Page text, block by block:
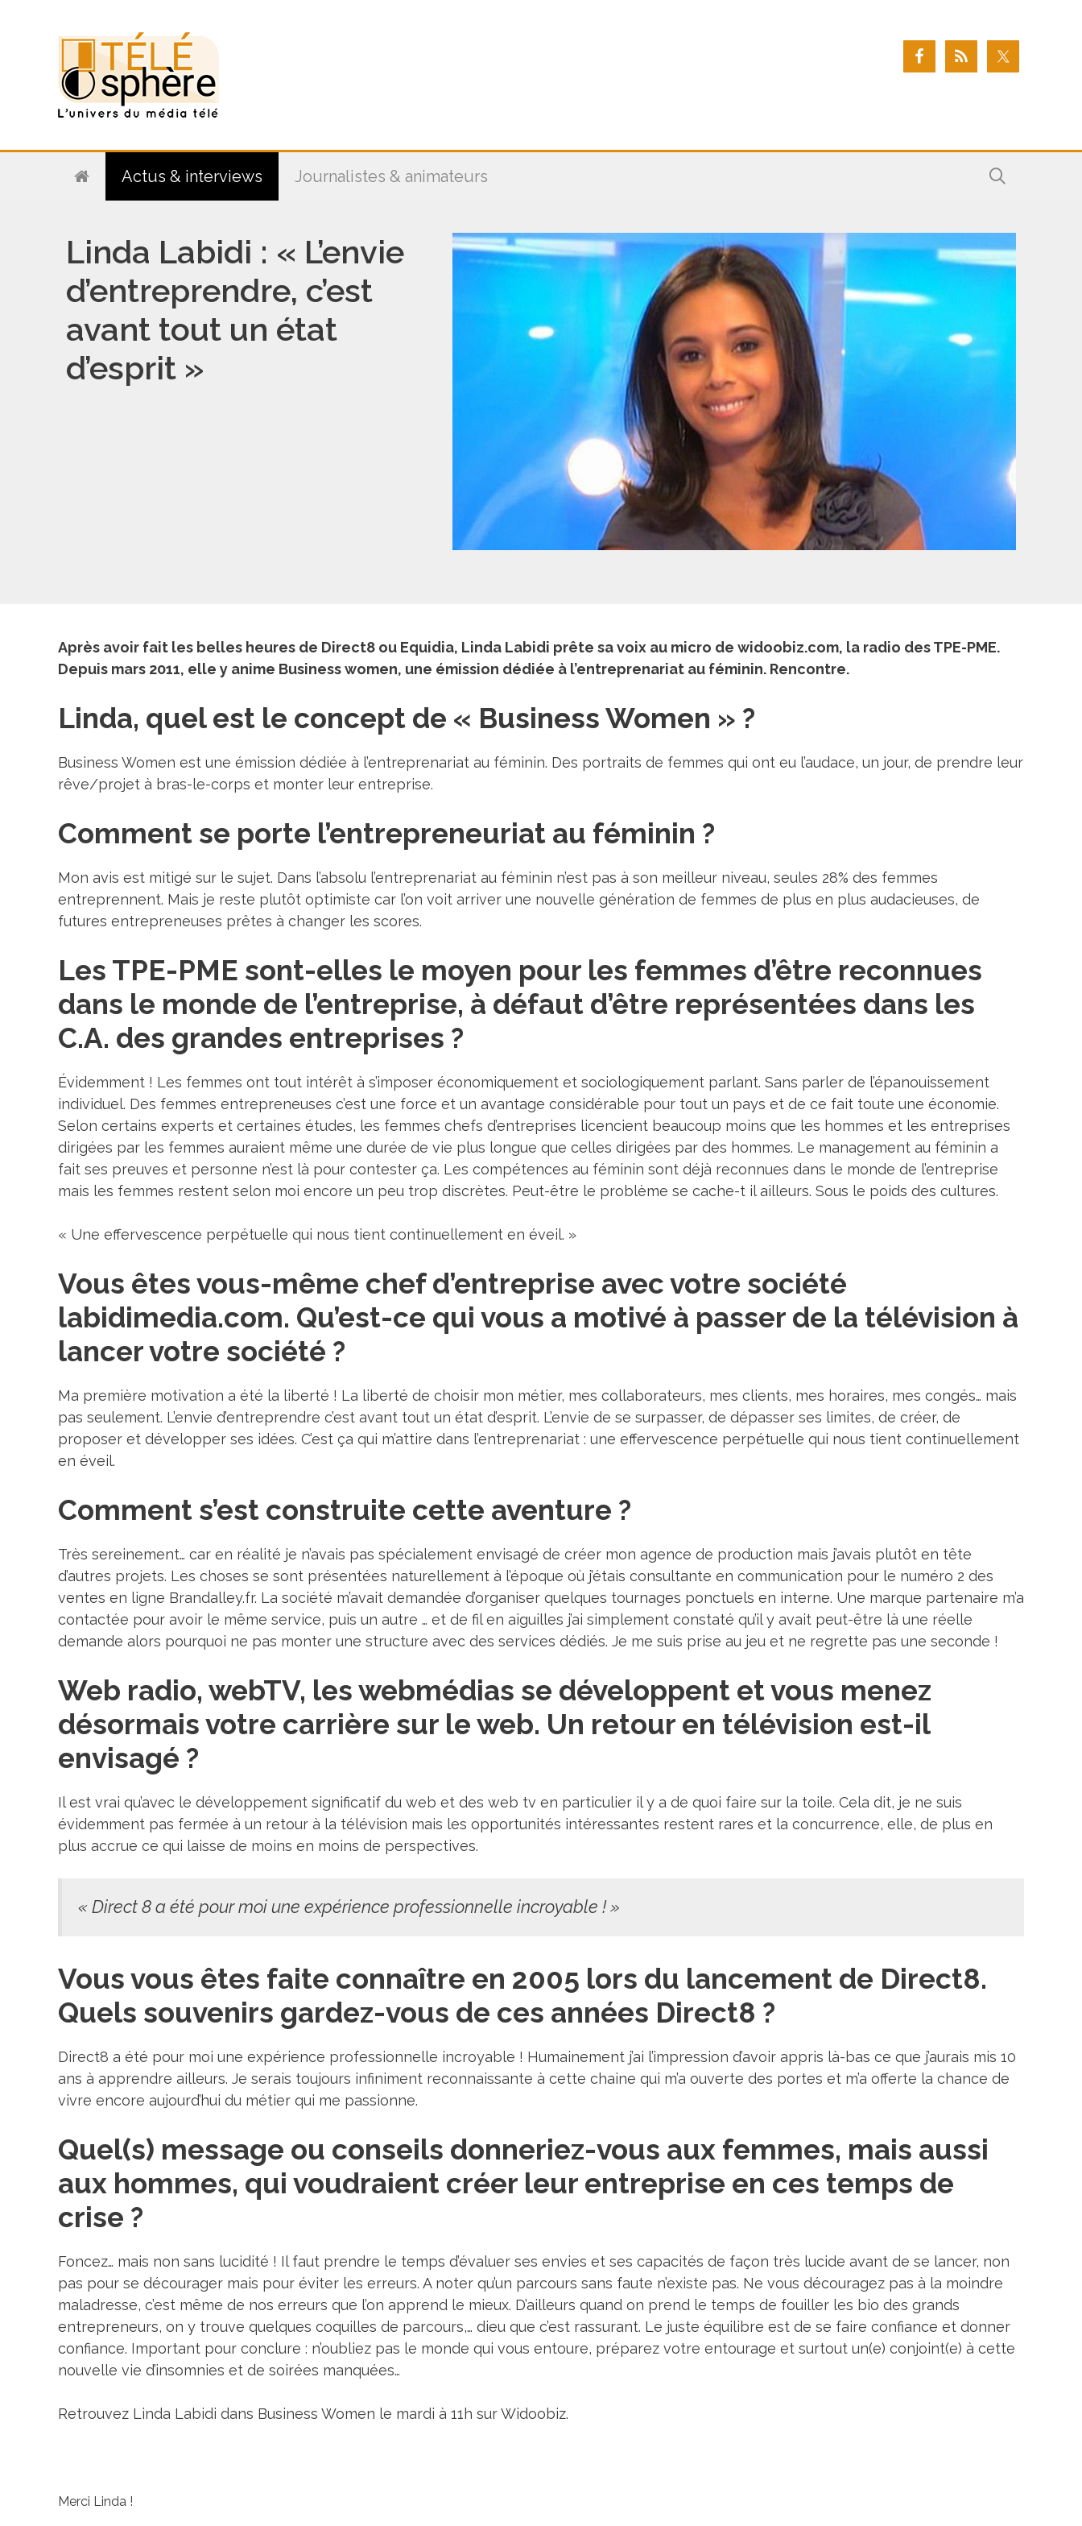
Actus & interviews Journalistes & animateurs
Linda Labidi : « L’envie
d’entreprendre, c’est
avant tout un état
d’esprit »
Après avoir fait les belles heures de Direct8 ou Equidia, Linda Labidi prête sa voix au micro de widoobiz.com, la radio des TPE-PME.
Depuis mars 2011, elle y anime Business women, une émission dédiée à l’entreprenariat au féminin. Rencontre.
Linda, quel est le concept de « Business Women » ?
Business Women est une émission dédiée à l’entreprenariat au féminin. Des portraits de femmes qui ont eu l’audace, un jour, de prendre leur
rêve/projet à bras-le-corps et monter leur entreprise.
Comment se porte l’entrepreneuriat au féminin ?
Mon avis est mitigé sur le sujet. Dans l’absolu l’entreprenariat au féminin n’est pas à son meilleur niveau, seules 28% des femmes
entreprennent. Mais je reste plutôt optimiste car l’on voit arriver une nouvelle génération de femmes de plus en plus audacieuses, de
futures entrepreneuses prêtes à changer les scores.
Les TPE-PME sont-elles le moyen pour les femmes d’être reconnues
dans le monde de l’entreprise, à défaut d’être représentées dans les
C.A. des grandes entreprises ?
Évidemment ! Les femmes ont tout intérêt à s’imposer économiquement et sociologiquement parlant. Sans parler de l’épanouissement
individuel. Des femmes entrepreneuses c’est une force et un avantage considérable pour tout un pays et de ce fait toute une économie.
Selon certains experts et certaines études, les femmes chefs d’entreprises licencient beaucoup moins que les hommes et les entreprises
dirigées par les femmes auraient même une durée de vie plus longue que celles dirigées par des hommes. Le management au féminin a
fait ses preuves et personne n’est là pour contester ça. Les compétences au féminin sont déjà reconnues dans le monde de l’entreprise
mais les femmes restent selon moi encore un peu trop discrètes. Peut-être le problème se cache-t il ailleurs. Sous le poids des cultures.
« Une effervescence perpétuelle qui nous tient continuellement en éveil. »
Vous êtes vous-même chef d’entreprise avec votre société
labidimedia.com. Qu’est-ce qui vous a motivé à passer de la télévision à
lancer votre société ?
Ma première motivation a été la liberté ! La liberté de choisir mon métier, mes collaborateurs, mes clients, mes horaires, mes congés… mais
pas seulement. L’envie d’entreprendre c’est avant tout un état d’esprit. L’envie de se surpasser, de dépasser ses limites, de créer, de
proposer et développer ses idées. C’est ça qui m’attire dans l’entreprenariat : une effervescence perpétuelle qui nous tient continuellement
en éveil.
Comment s’est construite cette aventure ?
Très sereinement… car en réalité je n’avais pas spécialement envisagé de créer mon agence de production mais j’avais plutôt en tête
d’autres projets. Les choses se sont présentées naturellement à l’époque où j’étais consultante en communication pour le numéro 2 des
ventes en ligne Brandalley.fr. La société m’avait demandée d’organiser quelques tournages ponctuels en interne. Une marque partenaire m’a
contactée pour avoir le même service, puis un autre … et de fil en aiguilles j’ai simplement constaté qu’il y avait peut-être là une réelle
demande alors pourquoi ne pas monter une structure avec des services dédiés. Je me suis prise au jeu et ne regrette pas une seconde !
Web radio, webTV, les webmédias se développent et vous menez
désormais votre carrière sur le web. Un retour en télévision est-il
envisagé ?
Il est vrai qu’avec le développement significatif du web et des web tv en particulier il y a de quoi faire sur la toile. Cela dit, je ne suis
évidemment pas fermée à un retour à la télévision mais les opportunités intéressantes restent rares et la concurrence, elle, de plus en
plus accrue ce qui laisse de moins en moins de perspectives.
« Direct 8 a été pour moi une expérience professionnelle incroyable ! »
Vous vous êtes faite connaître en 2005 lors du lancement de Direct8.
Quels souvenirs gardez-vous de ces années Direct8 ?
Direct8 a été pour moi une expérience professionnelle incroyable ! Humainement j’ai l’impression d’avoir appris là-bas ce que j’aurais mis 10
ans à apprendre ailleurs. Je serais toujours infiniment reconnaissante à cette chaine qui m’a ouverte des portes et m’a offerte la chance de
vivre encore aujourd’hui du métier qui me passionne.
Quel(s) message ou conseils donneriez-vous aux femmes, mais aussi
aux hommes, qui voudraient créer leur entreprise en ces temps de
crise ?
Foncez… mais non sans lucidité ! Il faut prendre le temps d’évaluer ses envies et ses capacités de façon très lucide avant de se lancer, non
pas pour se décourager mais pour éviter les erreurs. A noter qu’un parcours sans faute n’existe pas. Ne vous découragez pas à la moindre
maladresse, c’est même de nos erreurs que l’on apprend le mieux. D’ailleurs quand on prend le temps de fouiller les bio des grands
entrepreneurs, on y trouve quelques coquilles de parcours,… dieu que c’est rassurant. Le juste équilibre est de se faire confiance et donner
confiance. Important pour conclure : n’oubliez pas le monde qui vous entoure, préparez votre entourage et surtout un(e) conjoint(e) à cette
nouvelle vie d’insomnies et de soirées manquées…
Retrouvez Linda Labidi dans Business Women le mardi à 11h sur Widoobiz.
Merci Linda !